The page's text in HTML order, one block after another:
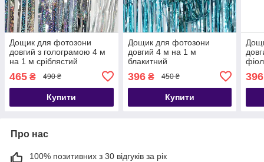
Дощик для фотозони
довгий з голограмою 4 м
на 1 м сріблястий
465 ₴ 490 ₴
Купити
Дощик для фотозони
довгий 4 м на 1 м
блакитний
396₴ 450 ₴
Купити
396
Про нас
100% позитивних з 30 відгуків за рік